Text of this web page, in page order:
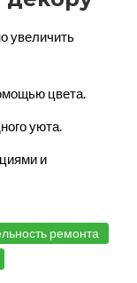
увеличить
цвета.
уюта.
и
ремонта